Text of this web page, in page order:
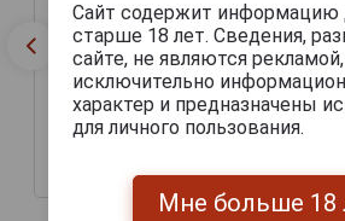
Baron G Legrand 1982
years Арманьяк Барон Г
Легран 1982г 0.7л в
деревянной упаковке
13 949 руб.
Сайт содержит информацию
старше 18 лет. Сведения,
сайте, не являются
исключительно
характер и предназначены
для личного пользования.
Мне больше 18